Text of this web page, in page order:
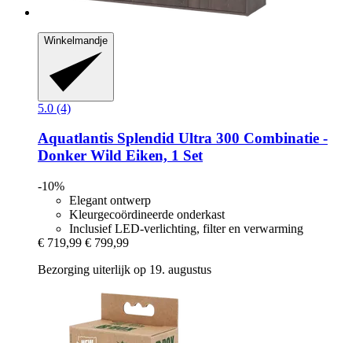
Winkelmandje
5.0 (4)
Aquatlantis Splendid Ultra 300 Combinatie -​
Donker Wild Eiken, 1 Set
-10%
Elegant ontwerp
Kleurgecoördineerde onderkast
Inclusief LED-verlichting, filter en verwarming
€ 719,99 € 799,99
Bezorging uiterlijk op 19. augustus